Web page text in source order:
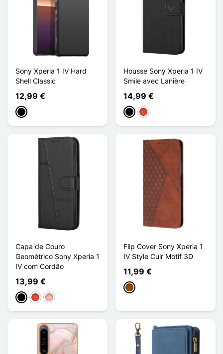
Sony Xperia 1 IV Hard
Shell Classic
12,99 €
Preto
Housse Sony Xperia 1 IV
Smile avec Lanière
14,99 €
PretoVermelho
Capa de Couro
Geométrico Sony Xperia 1
IV com Cordão
13,99 €
PretoVermelhoOuro rosa
Flip Cover Sony Xperia 1
IV Style Cuir Motif 3D
11,99 €
Castanho